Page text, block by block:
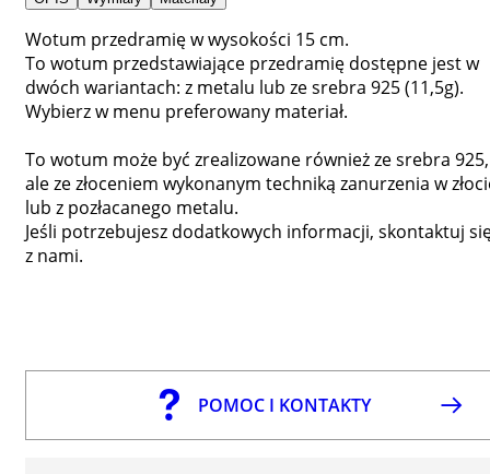
Wotum przedramię w wysokości 15 cm.
To wotum przedstawiające przedramię dostępne jest w
dwóch wariantach: z metalu lub ze srebra 925 (11,5g).
Wybierz w menu preferowany materiał.
To wotum może być zrealizowane również ze srebra 925,
ale ze złoceniem wykonanym techniką zanurzenia w
lub z pozłacanego metalu.
Jeśli potrzebujesz dodatkowych informacji, skontaktuj
z nami.
POMOC I KONTAKTY